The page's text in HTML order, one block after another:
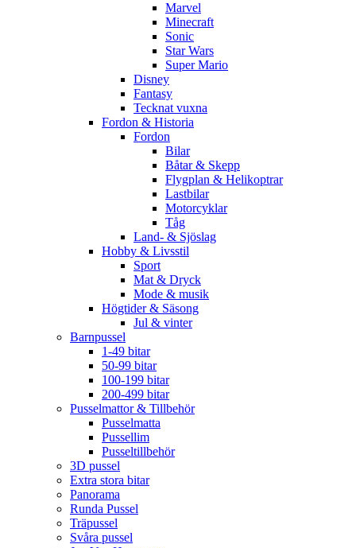
Marvel
Minecraft
Sonic
Star Wars
Super Mario
Disney
Fantasy
Tecknat vuxna
Fordon & Historia
Fordon
Bilar
Båtar & Skepp
Flygplan & Helikoptrar
Lastbilar
Motorcyklar
Tåg
Land- & Sjöslag
Hobby & Livsstil
Sport
Mat & Dryck
Mode & musik
Högtider & Säsong
Jul & vinter
Barnpussel
1-49 bitar
50-99 bitar
100-199 bitar
200-499 bitar
Pusselmattor & Tillbehör
Pusselmatta
Pussellim
Pusseltillbehör
3D pussel
Extra stora bitar
Panorama
Runda Pussel
Träpussel
Svåra pussel